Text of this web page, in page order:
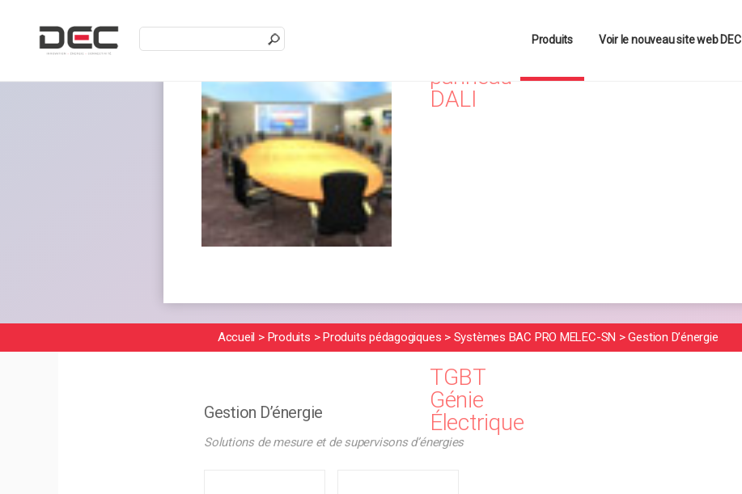
Produits Voir le nouveau site web DEC
panneau
DALI
TGBT
Génie
Électrique
Accueil > Produits >Produits pédagogiques > Systèmes BAC PRO MELEC-SN >Gestion D’énergie
Gestion D’énergie
Solutions de mesure et de supervisons d’énergies